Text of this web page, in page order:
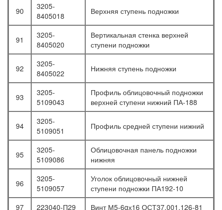
90
3205-
8405018
Верхняя ступень подножки
91
3205-
8405020
Вертикальная стенка верхней
ступени подножки
92
3205-
8405022
Нижняя ступень подножки
93
3205-
5109043
Профиль облицовочный подножки
верхней ступени нижний ПА-188
94
3205-
5109051
Профиль средней ступени нижний
95
3205-
5109086
Облицовочная панель подножки
нижняя
96
3205-
5109057
Уголок облицовочный нижней
ступени подножки ПА192-10
97
223040-П29 Винт М5-6gх16 ОСТ37.001.126-81